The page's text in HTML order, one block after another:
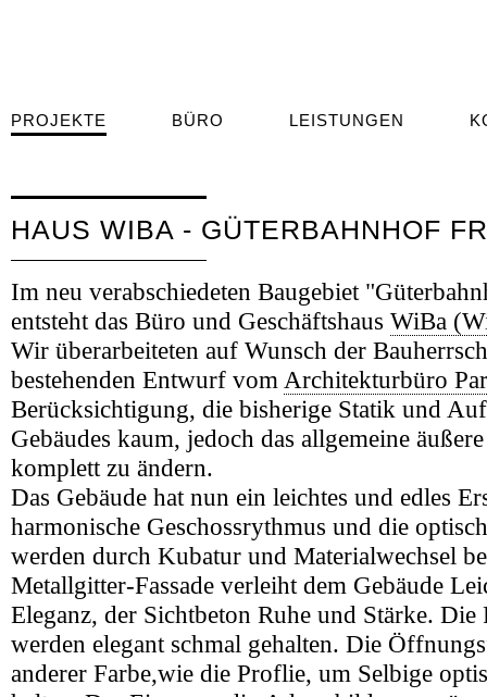
PROJEKTE BÜRO LEISTUNGEN
HAUS WIBA - GÜTERBAHNHOF
Im neu verabschiedeten Baugebiet
entsteht das Büro und Geschäftshaus WiBa
Wir überarbeiteten auf Wunsch der
bestehenden Entwurf vom Architekturbüro
Berücksichtigung, die bisherige Statik und
Gebäudes kaum, jedoch das allgemeine
komplett zu ändern.
Das Gebäude hat nun ein leichtes und edles
harmonische Geschossrythmus und die
werden durch Kubatur und Materialwechsel
Metallgitter-Fassade verleiht dem Gebäude
Eleganz, der Sichtbeton Ruhe und Stärke. Die
werden elegant schmal gehalten. Die
anderer Farbe,wie die Proflie, um Selbige